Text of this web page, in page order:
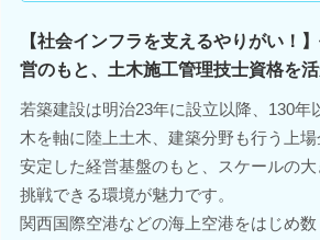
【社会インフラを支えるやりがい！
営のもと、土木施工管理技士資格を活
若築建設は明治23年に設立以降、130年
木を軸に陸上土木、建築分野も行う上場
安定した経営基盤のもと、スケールの
挑戦できる環境が魅力です。
関西国際空港などの海上空港をはじめ